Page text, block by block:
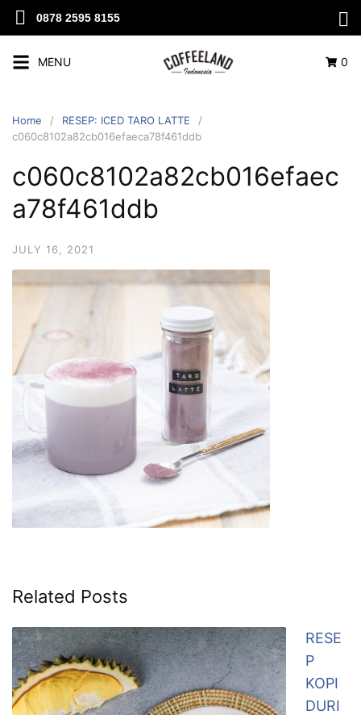
0878 2595 8155
MENU 0
Home
RESEP: ICED TARO LATTE
c060c8102a82cb016efaeca78f461ddb
c060c8102a82cb016efaec
a78f461ddb
JULY 16, 2021
Related Posts
RESE
P
KOPI
DURI